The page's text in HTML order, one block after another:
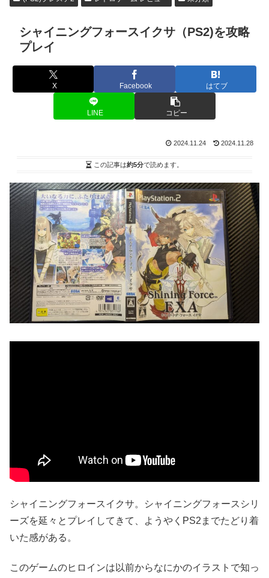
シャイニングフォースイクサ（PS2)を攻略
プレイ
X Facebook はてブ
LINE コピー
2024.11.24 2024.11.28
この記事は約5分で読めます。
シャイニングフォースイクサ。シャイニングフォースシリ
ーズを延々とプレイしてきて、ようやくPS2までたどり着
いた感がある。
このゲームのヒロインは以前からなにかのイラストで知っ